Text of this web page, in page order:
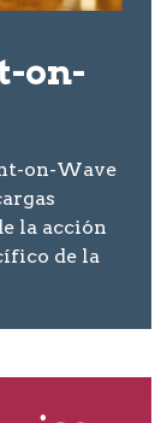
on-
on-Wave
la acción
de la